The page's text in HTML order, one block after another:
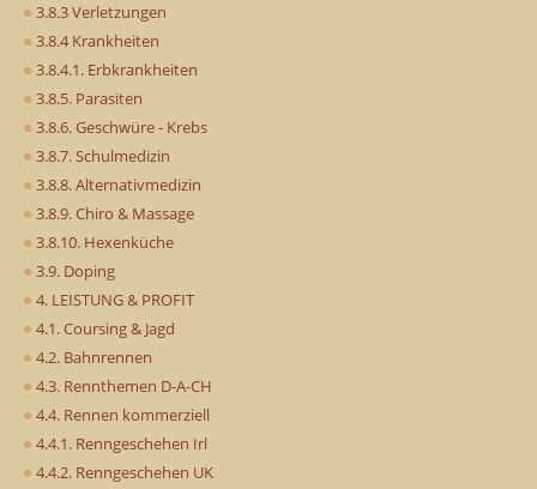
3.8.3 Verletzungen
3.8.4 Krankheiten
3.8.4.1. Erbkrankheiten
3.8.5. Parasiten
3.8.6. Geschwüre - Krebs
3.8.7. Schulmedizin
3.8.8. Alternativmedizin
3.8.9. Chiro & Massage
3.8.10. Hexenküche
3.9. Doping
4. LEISTUNG & PROFIT
4.1. Coursing & Jagd
4.2. Bahnrennen
4.3. Rennthemen D-A-CH
4.4. Rennen kommerziell
4.4.1. Renngeschehen Irl
4.4.2. Renngeschehen UK